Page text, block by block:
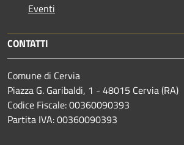
Eventi
CONTATTI
Comune di Cervia
Piazza G. Garibaldi, 1 - 48015 Cervia (RA)
Codice Fiscale: 00360090393
Partita IVA: 00360090393